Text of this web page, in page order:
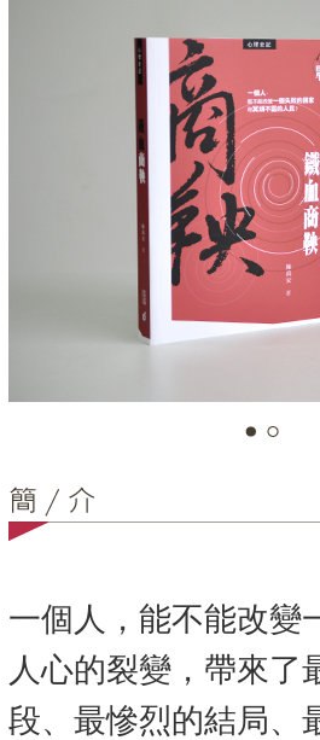
一個人，能不能改變
人心的裂變，帶來了
段、最慘烈的結局、